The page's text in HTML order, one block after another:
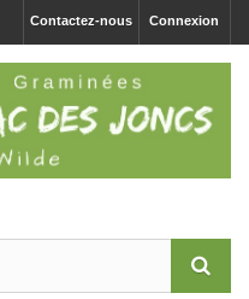
Connexion
Contactez-nous